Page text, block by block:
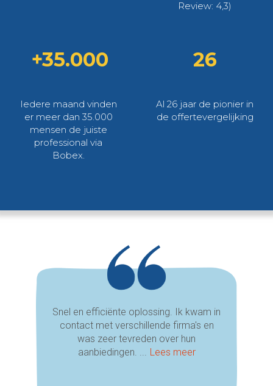
Review: 4,3)
+35.000
Iedere maand vinden
er meer dan 35.000
mensen de juiste
professional via
Bobex.
26
Al 26 jaar de pionier in
de offertevergelijking
Snel en efficiënte oplossing. Ik kwam in
contact met verschillende firma's en
was zeer tevreden over hun
aanbiedingen. ... Lees meer